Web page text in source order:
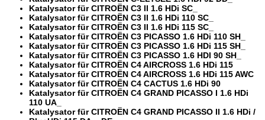
Katalysator für CITROËN C3 II 1.6 HDi SC_
Katalysator für CITROËN C3 II 1.6 HDi 110 SC_
Katalysator für CITROËN C3 II 1.6 HDi 115 SC_
Katalysator für CITROËN C3 PICASSO 1.6 HDi 110 SH_
Katalysator für CITROËN C3 PICASSO 1.6 HDi 115 SH_
Katalysator für CITROËN C3 PICASSO 1.6 HDI 90 SH_
Katalysator für CITROËN C4 AIRCROSS 1.6 HDi 115
Katalysator für CITROËN C4 AIRCROSS 1.6 HDi 115 AWC
Katalysator für CITROËN C4 CACTUS 1.6 HDi 90
Katalysator für CITROËN C4 GRAND PICASSO I 1.6 HDi
110 UA_
Katalysator für CITROËN C4 GRAND PICASSO II 1.6 HDi /